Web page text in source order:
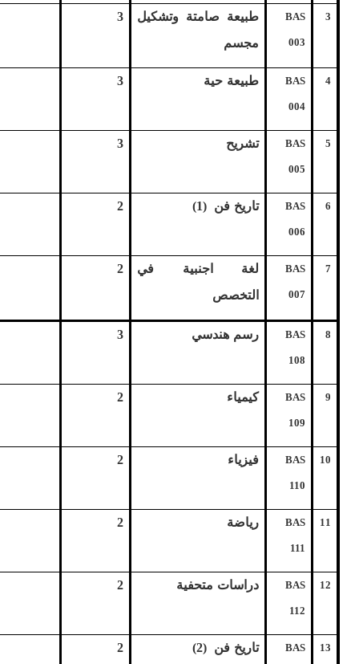
3
BAS
003
طبيعة صامتة وتشكيل
مجسم
3
4
BAS
004
طبيعة حية 3
5
BAS
005
تشريح 3
6
BAS
006
تاريخ فن (1) 2
7
BAS
007
لغة اجنبية في
التخصص
2
8
BAS
108
رسم هندسي 3
9
BAS
109
كيمياء 2
10
BAS
110
فيزياء 2
11
BAS
111
رياضة 2
12
BAS
112
دراسات متحفية 2
13
BAS تاريخ فن (2) 2